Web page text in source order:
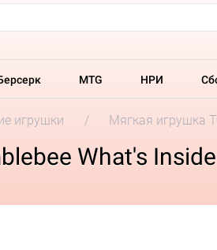
MTG НРИ
игрушки Мягкая игрушка
What's